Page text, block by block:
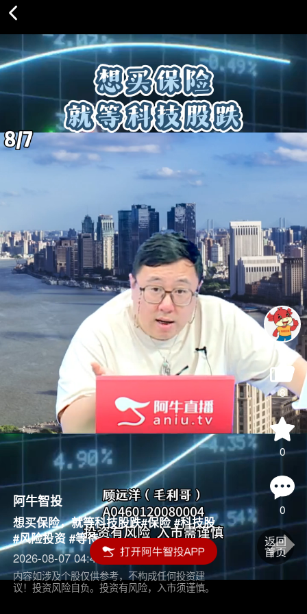
8
0
0
阿牛智投
想买保险，就等科技股跌#保险 #科技股
#风险投资 #等待
2026-08-07 04:45
内容如涉及个股仅供参考，不构成任何投资建
议！投资风险自负。投资有风险，入市须谨慎。